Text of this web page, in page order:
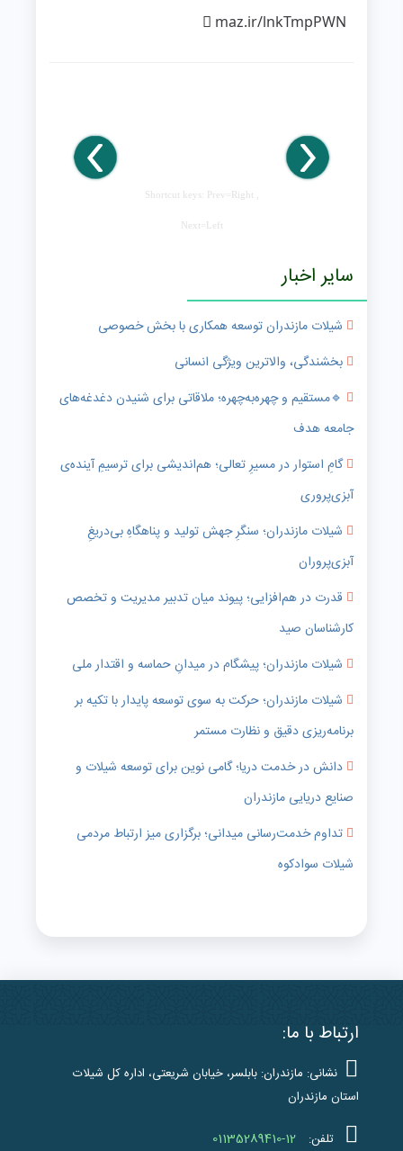
maz.ir/lnkTmpPWN
Shortcut keys: Prev=Right ,
Next=Left
سایر اخبار
شیلات مازندران توسعه همکاری با بخش خصوصی
بخشندگی، والاترین ویژگی انسانی
🔹️مستقیم و چهره‌به‌چهره؛ ملاقاتی برای شنیدن دغدغه‌های
جامعه هدف
گامِ استوار در مسیرِ تعالی؛ هم‌اندیشی برای ترسیمِ آینده‌ی
آبزی‌پروری
شیلات مازندران؛ سنگرِ جهش تولید و پناهگاهِ بی‌دریغِ
آبزی‌پروران
قدرت در هم‌افزایی؛ پیوند میان تدبیر مدیریت و تخصص
کارشناسان صید
شیلات مازندران؛ پیشگام در میدانِ حماسه و اقتدار ملی
شیلات مازندران؛ حرکت به سوی توسعه پایدار با تکیه بر
برنامه‌ریزی دقیق و نظارت مستمر
دانش در خدمت دریا؛ گامی نوین برای توسعه شیلات و
صنایع دریایی مازندران
تداوم خدمت‌رسانی میدانی؛ برگزاری میز ارتباط مردمی
شیلات سوادکوه
ارتباط با ما:
نشانی: مازندران: بابلسر، خیابان شریعتی، اداره کل شیلات
استان مازندران
تلفن: 01135289410-12